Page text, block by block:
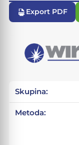
Export PDF
Skupina:
Metoda: